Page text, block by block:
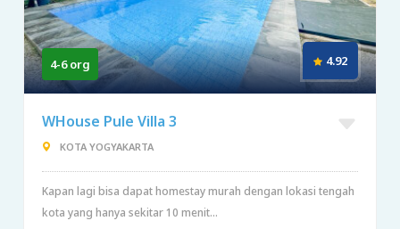
4-6 org 4.92
WHouse Pule Villa 3
KOTA YOGYAKARTA
Kapan lagi bisa dapat homestay murah dengan lokasi tengah
kota yang hanya sekitar 10 menit...